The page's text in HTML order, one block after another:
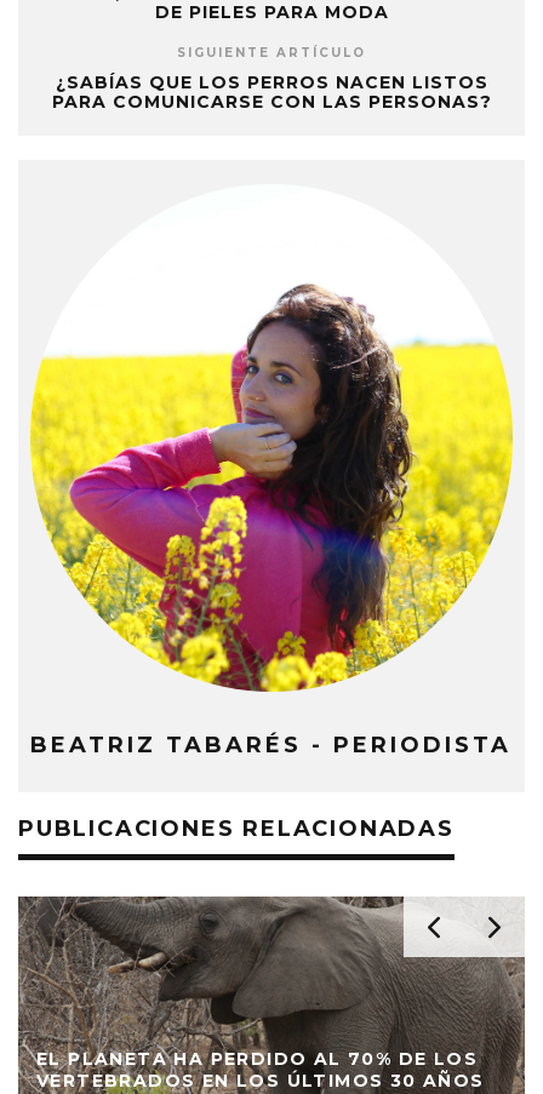
DE PIELES PARA MODA
SIGUIENTE ARTÍCULO
¿SABÍAS QUE LOS PERROS NACEN LISTOS
PARA COMUNICARSE CON LAS PERSONAS?
BEATRIZ TABARÉS - PERIODISTA
PUBLICACIONES RELACIONADAS
EL PLANETA HA PERDIDO AL 70% DE LOS
VERTEBRADOS EN LOS ÚLTIMOS 30 AÑOS